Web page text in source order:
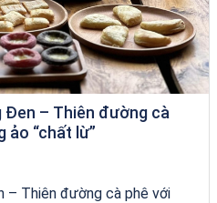
Đen – Thiên đường cà
ảo “chất lừ”
– Thiên đường cà phê với